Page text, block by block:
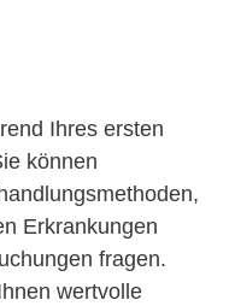
Ihres ersten
können
Erkrankungen
fragen.
wertvolle